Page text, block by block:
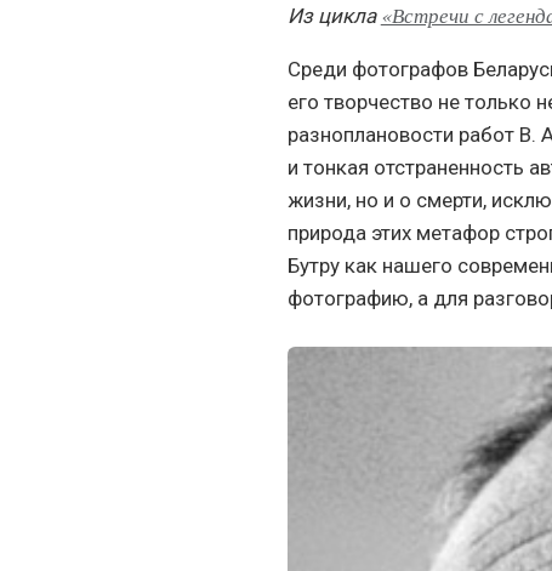
Из цикла «Встречи с
Среди фотографов
его творчество не только
разноплановости работ В.
и тонкая отстраненность
жизни, но и о смерти,
природа этих метафор
Бутру как нашего
фотографию, а для